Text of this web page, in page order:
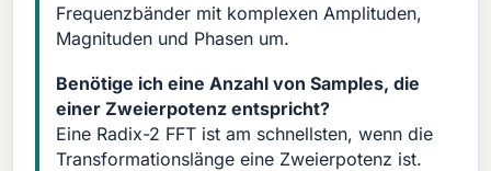
Frequenzbänder mit komplexen Amplituden,
Magnituden und Phasen um.
Benötige ich eine Anzahl von Samples, die
einer Zweierpotenz entspricht?
Eine Radix-2 FFT ist am schnellsten, wenn die
Transformationslänge eine Zweierpotenz ist.